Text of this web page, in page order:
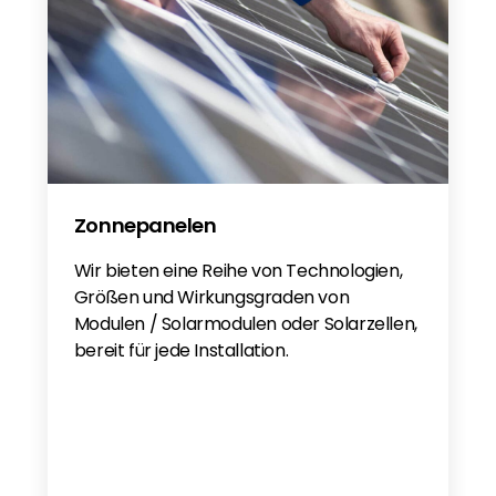
Zonnepanelen
Wir bieten eine Reihe von Technologien,
Größen und Wirkungsgraden von
Modulen / Solarmodulen oder Solarzellen,
bereit für jede Installation.